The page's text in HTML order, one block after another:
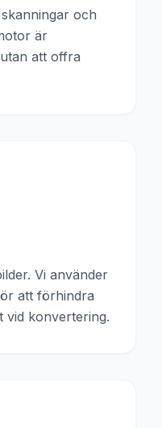
och
är
att offra
Vi använder
att förhindra
vid konvertering.